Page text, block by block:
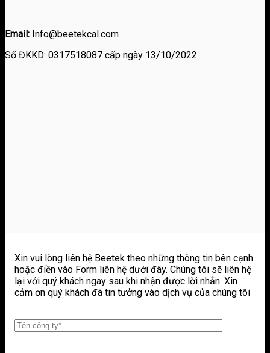
Email: Info@beetekcal.com
Số ĐKKD: 0317518087 cấp ngày 13/10/2022
Xin vui lòng liên hệ Beetek theo những thông tin bên cạnh
hoặc điền vào Form liên hệ dưới đây. Chúng tôi sẽ liên hệ
lại với quý khách ngay sau khi nhận được lời nhắn. Xin
cảm ơn quý khách đã tin tưởng vào dịch vụ của chúng tôi